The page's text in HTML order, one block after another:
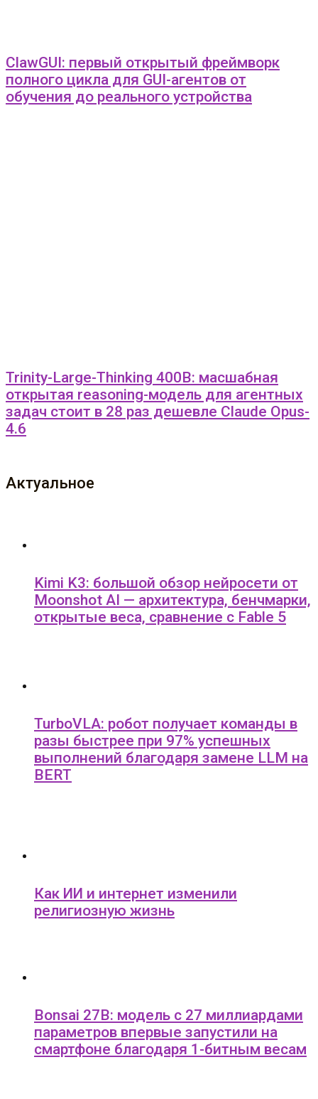
ClawGUI: первый открытый фреймворк
полного цикла для GUI-агентов от
обучения до реального устройства
Trinity-Large-Thinking 400B: масшабная
открытая reasoning-модель для агентных
задач стоит в 28 раз дешевле Claude Opus-
4.6
Актуальное
Kimi K3: большой обзор нейросети от
Moonshot AI — архитектура, бенчмарки,
открытые веса, сравнение с Fable 5
TurboVLA: робот получает команды в
разы быстрее при 97% успешных
выполнений благодаря замене LLM на
BERT
Как ИИ и интернет изменили
религиозную жизнь
Bonsai 27B: модель с 27 миллиардами
параметров впервые запустили на
смартфоне благодаря 1-битным весам